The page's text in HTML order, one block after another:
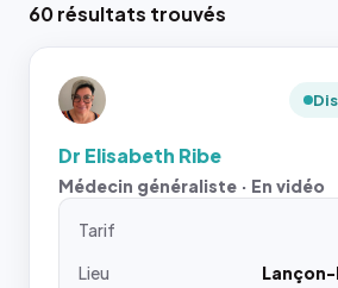
60 résultats trouvés
Dr Elisabeth Ribe
Médecin généraliste · En vidéo
Tarif
Lieu
Lançon-